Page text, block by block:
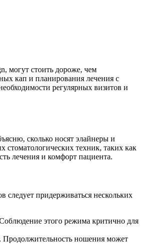
могут стоить дороже, чем
кап и планирования лечения с
регулярных визитов и
сколько носят элайнеры и
стоматологических техник, таких как
лечения и комфорт пациента.
придерживаться нескольких
этого режима критично для
Продолжительность ношения может